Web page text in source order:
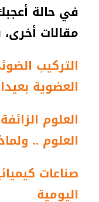
في حالة
مقالات
التركيب
العضوية
العلوم
العلوم ..
صناعات
اليومية